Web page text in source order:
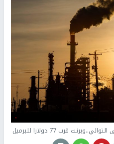
قرب 77 دولارا للبرميل